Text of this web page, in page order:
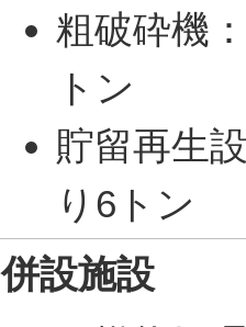
粗破砕機
トン
貯留再生
り6トン
併設施設